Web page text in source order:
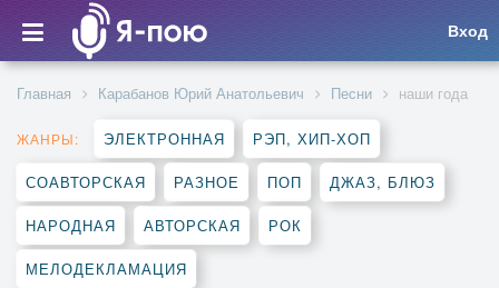
Вход
Главная Карабанов Юрий Анатольевич Песни наши года
ЖАНРЫ: ЭЛЕКТРОННАЯ РЭП, ХИП-ХОП
СОАВТОРСКАЯ РАЗНОЕ ПОП ДЖАЗ, БЛЮЗ
НАРОДНАЯ АВТОРСКАЯ РОК
МЕЛОДЕКЛАМАЦИЯ